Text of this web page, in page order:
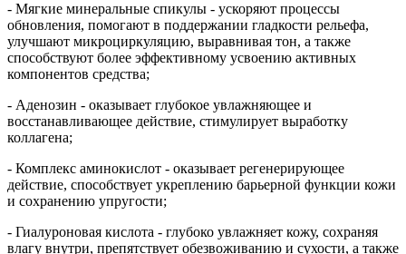
- Мягкие минеральные спикулы - ускоряют процессы
обновления, помогают в поддержании гладкости рельефа,
улучшают микроциркуляцию, выравнивая тон, а также
способствуют более эффективному усвоению активных
компонентов средства;
- Аденозин - оказывает глубокое увлажняющее и
восстанавливающее действие, стимулирует выработку
коллагена;
- Комплекс аминокислот - оказывает регенерирующее
действие, способствует укреплению барьерной функции кожи
и сохранению упругости;
- Гиалуроновая кислота - глубоко увлажняет кожу, сохраняя
влагу внутри, препятствует обезвоживанию и сухости, а также